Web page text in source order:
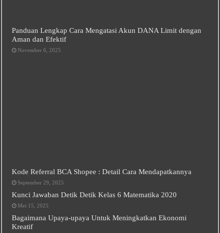
Panduan Lengkap Cara Mengatasi Akun DANA Limit dengan
Aman dan Efektif
November 6, 2025
Kode Referral BCA Shopee : Detail Cara Mendapatkannya
September 29, 2025
Kunci Jawaban Detik Detik Kelas 6 Matematika 2020
Mei 15, 2025
Bagaimana Upaya-upaya Untuk Meningkatkan Ekonomi
Kreatif